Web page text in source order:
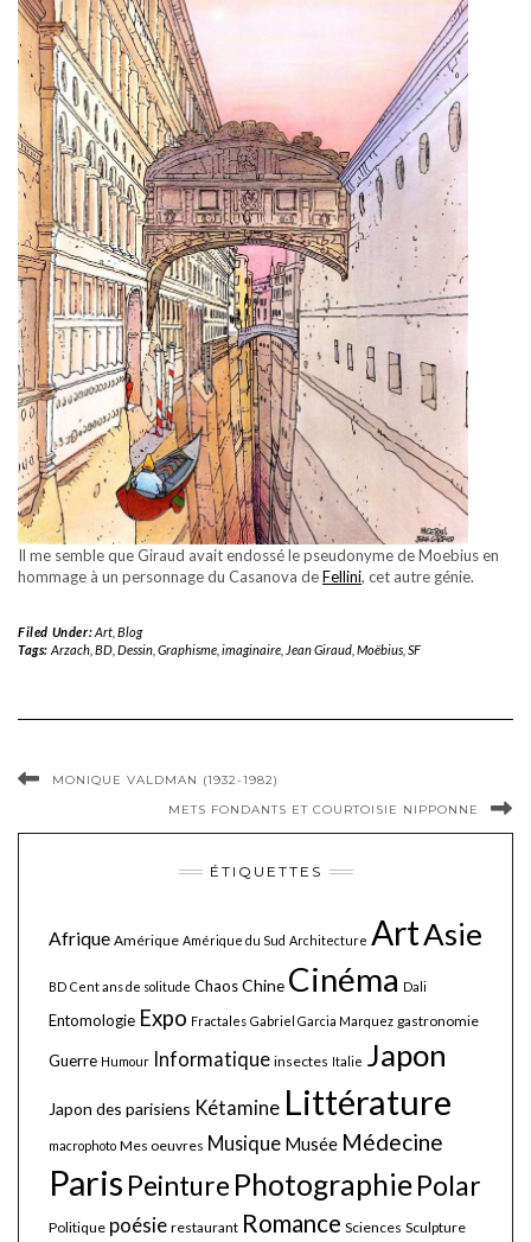
Il me semble que Giraud avait endossé le pseudonyme de Moebius en
hommage à un personnage du Casanova deFellini, cet autre génie.
Filed Under:Art, Blog
Tags: Arzach, BD, Dessin, Graphisme, imaginaire, Jean Giraud, Moëbius, SF
MONIQUE VALDMAN (1932-1982)
METS FONDANTS ET COURTOISIE NIPPONNE
ÉTIQUETTES
Afrique Amérique Amérique du Sud Architecture ArtAsie
BD Cent ans de solitude ChaosChine Cinéma Dali
Entomologie Expo Fractales Gabriel Garcia Marquez gastronomie
Guerre Humour Informatique insectes Italie Japon
Japon des parisiens Kétamine Littérature
macrophoto Mes oeuvres Musique Musée Médecine
Paris Peinture PhotographiePolar
Politique poésie restaurant Romance Sciences Sculpture